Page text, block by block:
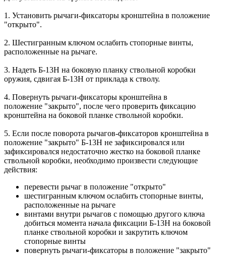
1. Установить рычаги-фиксаторы кронштейна в положение
"открыто".
2. Шестигранным ключом ослабить стопорные винты,
расположенные на рычаге.
3. Надеть Б-13Н на боковую планку ствольной коробки
оружия, сдвигая Б-13Н от приклада к стволу.
4. Повернуть рычаги-фиксаторы кронштейна в
положение "закрыто", после чего проверить фиксацию
кронштейна на боковой планке ствольной коробки.
5. Если после поворота рычагов-фиксаторов кронштейна в
положение "закрыто" Б-13Н не зафиксировался или
зафиксировался недостаточно жестко на боковой планке
ствольной коробки, необходимо произвести следующие
действия:
перевести рычаг в положение "открыто"
шестигранным ключом ослабить стопорные винты,
расположенные на рычаге
винтами внутри рычагов с помощью другого ключа
добиться момента начала фиксации Б-13Н на боковой
планке ствольной коробки и закрутить ключом
стопорные винты
повернуть рычаги-фиксаторы в положение "закрыто"